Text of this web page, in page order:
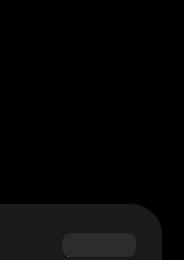
$69.90